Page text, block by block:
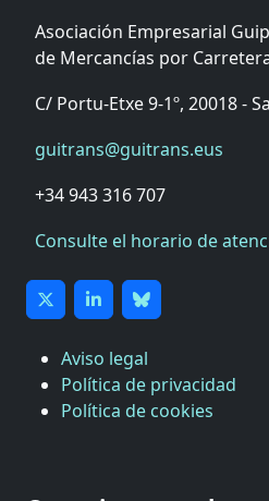
Asociación Empresarial
de Mercancías por
C/ Portu-Etxe 9-1º, 20018 -
guitrans@guitrans.eus
+34 943 316 707
Consulte el horario de
Aviso legal
Política de privacidad
Política de cookies